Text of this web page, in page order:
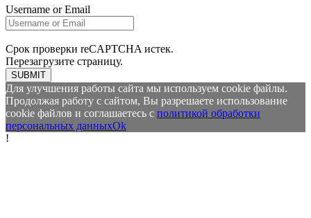
Username or Email
Срок проверки reCAPTCHA истек.
Перезагрузите страницу.
SUBMIT
Для улучшения работы сайта мы используем cookie файлы.
Продолжая работу с сайтом, Вы разрешаете использование
cookie файлов и соглашаетесь с политикой обработки
персональных данныхOk
!